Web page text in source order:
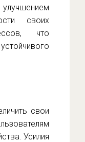
своих
что
свои
Усилия